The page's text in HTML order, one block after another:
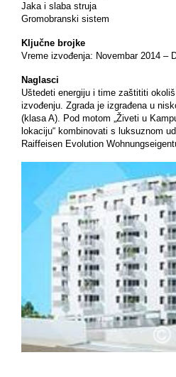
Jaka i slaba struja
Gromobranski sistem
Ključne brojke
Vreme izvođenja: Novembar 2014 –
Naglasci
Uštedeti energiju i time zaštititi
izvođenju. Zgrada je izgrađena u
(klasa A). Pod motom „Živeti u
lokaciju“ kombinovati s luksuznom
Raiffeisen Evolution